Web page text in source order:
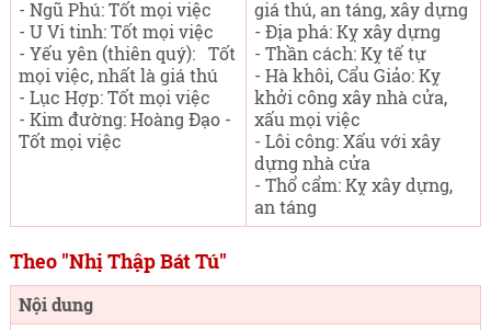
- Ngũ Phú: Tốt mọi việc
- U Vi tinh: Tốt mọi việc
- Yếu yên (thiên quý): Tốt
mọi việc, nhất là giá thú
- Lục Hợp: Tốt mọi việc
- Kim đường: Hoàng Đạo -
Tốt mọi việc
giá thú, an táng, xây dựng
- Địa phá: Kỵ xây dựng
- Thần cách: Kỵ tế tự
- Hà khôi, Cẩu Giảo: Kỵ
khởi công xây nhà cửa,
xấu mọi việc
- Lôi công: Xấu với xây
dựng nhà cửa
- Thổ cẩm: Kỵ xây dựng,
an táng
Theo "Nhị Thập Bát Tú"
Nội dung